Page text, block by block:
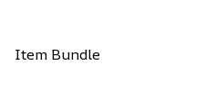
Item Bundle